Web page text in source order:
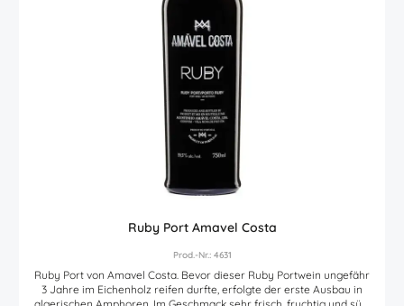
Ruby Port Amavel Costa
Prod.-Nr.: 4631
Ruby Port von Amavel Costa. Bevor dieser Ruby Portwein ungefähr
3 Jahre im Eichenholz reifen durfte, erfolgte der erste Ausbau in